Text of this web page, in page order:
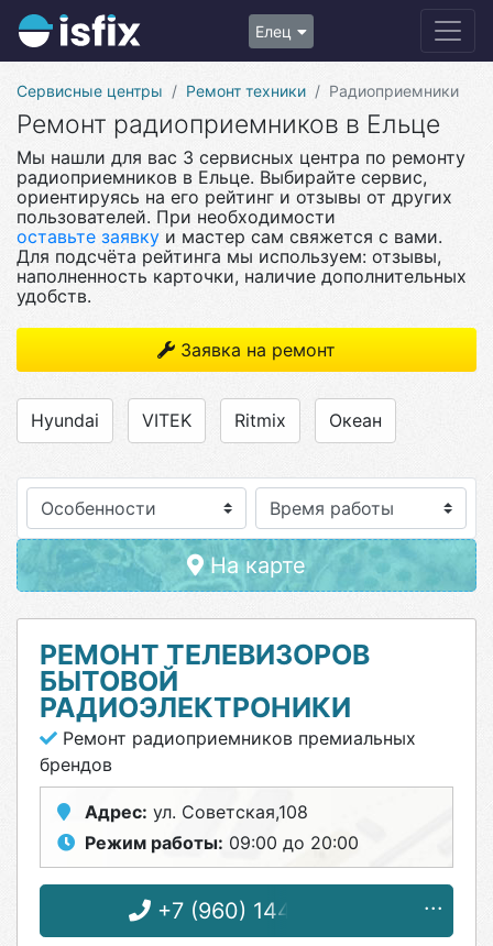
Елец
Сервисные центры Ремонт техники Радиоприемники
Ремонт радиоприемников в Ельце
Мы нашли для вас 3 сервисных центра по ремонту
радиоприемников в Ельце. Выбирайте сервис,
ориентируясь на его рейтинг и отзывы от других
пользователей. При необходимости
оставьте заявку и мастер сам свяжется с вами.
Для подсчёта рейтинга мы используем: отзывы,
наполненность карточки, наличие дополнительных
удобств.
Заявка на ремонт
Hyundai VITEK Ritmix Океан
Особенности
На карте
РЕМОНТ ТЕЛЕВИЗОРОВ
БЫТОВОЙ
РАДИОЭЛЕКТРОНИКИ
Ремонт радиоприемников премиальных
брендов
Адрес: ул. Советская,108
Режим работы: 09:00 до 20:00
+7 (960) 144-57-03